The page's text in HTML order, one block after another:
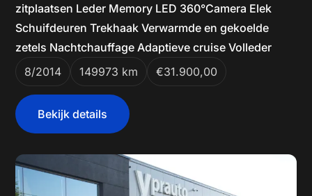
zitplaatsen Leder Memory LED 360°Camera Elek
Schuifdeuren Trekhaak Verwarmde en gekoelde
zetels Nachtchauffage Adaptieve cruise Volleder
8/2014
149973 km €31.900,00
Bekijk details